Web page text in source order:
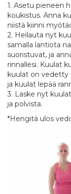
1. Asetu pieneen
koukistus. Anna
niistä kiinni
2. Heilauta nyt
samalla lantiota
suoristuvat, ja
rinnallesi. Kuulat
kuulat on vedetty
ja kuulat lepää
3. Laske nyt
ja polvista.
*Hengitä ulos